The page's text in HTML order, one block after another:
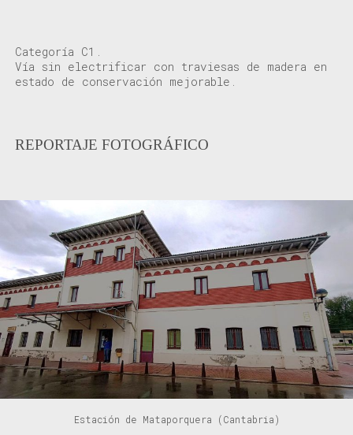
Categoría C1.
Vía sin electrificar con traviesas de madera en
estado de conservación mejorable.
REPORTAJE FOTOGRÁFICO
Estación de Mataporquera (Cantabria)